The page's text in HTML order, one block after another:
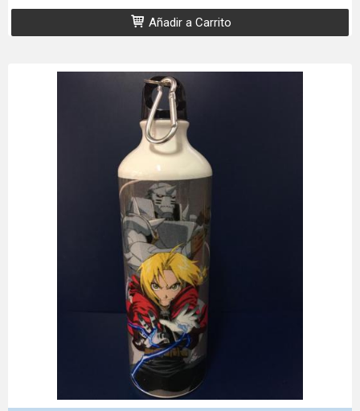
Añadir a Carrito